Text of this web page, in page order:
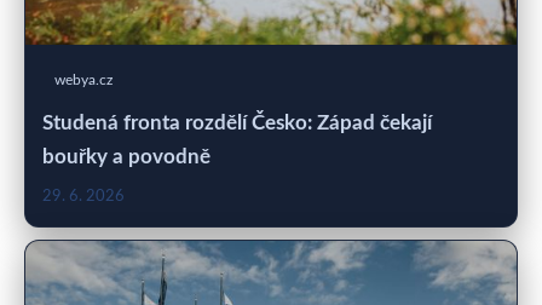
webya.cz
Studená fronta rozdělí Česko: Západ čekají
bouřky a povodně
29. 6. 2026